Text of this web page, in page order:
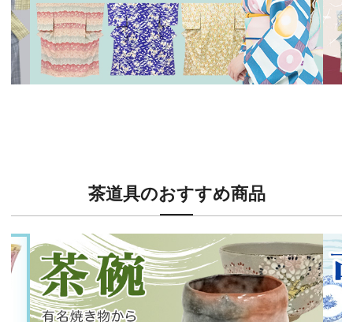
茶道具のおすすめ商品